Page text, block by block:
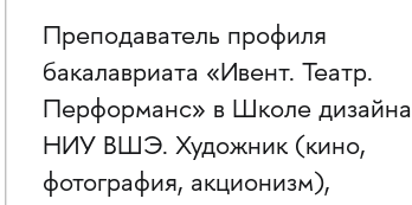
Преподаватель профиля
бакалавриата «Ивент. Театр.
Перформанс» в Школе дизайна
НИУ ВШЭ. Художник (кино,
фотография, акционизм),